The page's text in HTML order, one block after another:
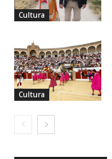
Cultura
Cultura